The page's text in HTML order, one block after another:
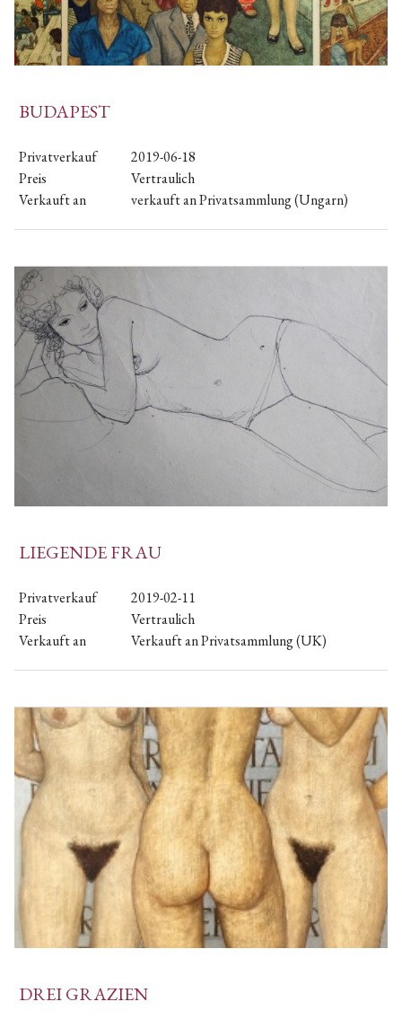
BUDAPEST
Privatverkauf
2019-06-18
Preis
Vertraulich
Verkauft an
verkauft an Privatsammlung (Ungarn)
LIEGENDE FRAU
Privatverkauf
2019-02-11
Preis
Vertraulich
Verkauft an
Verkauft an Privatsammlung (UK)
DREI GRAZIEN